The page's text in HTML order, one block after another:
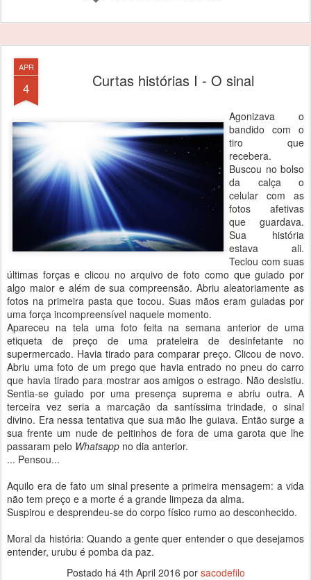
APR
4 Curtas histórias I - O sinal
Agonizava o
bandido com o
tiro que
recebera.
Buscou no bolso
da calça o
celular com as
fotos afetivas
que guardava.
Sua história
estava ali.
Teclou com suas
últimas forças e clicou no arquivo de foto como que guiado por
algo maior e além de sua compreensão. Abriu aleatoriamente as
fotos na primeira pasta que tocou. Suas mãos eram guiadas por
uma força incompreensível naquele momento.
Apareceu na tela uma foto feita na semana anterior de uma
etiqueta de preço de uma prateleira de desinfetante no
supermercado. Havia tirado para comparar preço. Clicou de novo.
Abriu uma foto de um prego que havia entrado no pneu do carro
que havia tirado para mostrar aos amigos o estrago. Não desistiu.
Sentia-se guiado por uma presença suprema e abriu outra. A
terceira vez seria a marcação da santíssima trindade, o sinal
divino. Era nessa tentativa que sua mão lhe guiava. Então surge a
sua frente um nude de peitinhos de fora de uma garota que lhe
passaram pelo Whatsapp no dia anterior.
... Pensou...
Aquilo era de fato um sinal presente a primeira mensagem: a vida
não tem preço e a morte é a grande limpeza da alma.
Suspirou e desprendeu-se do corpo físico rumo ao desconhecido.
Moral da história: Quando a gente quer entender o que desejamos
entender, urubu é pomba da paz.
Postado há 4th April 2016 por sacodefilo